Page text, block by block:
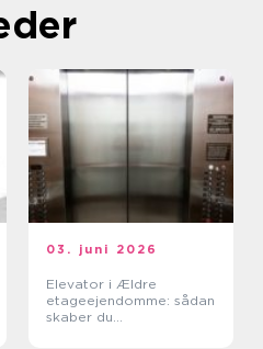
03. juni 2026
Elevator i Ældre
etageejendomme: sådan
skaber du